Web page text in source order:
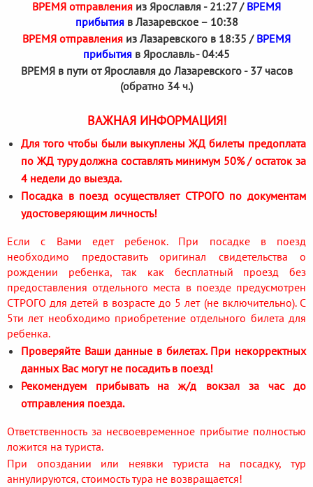
ВРЕМЯ отправления из Ярославля - 21:27 / ВРЕМЯ
прибытияв Лазаревское – 10:38
ВРЕМЯ отправления из Лазаревского в 18:35 / ВРЕМЯ
прибытия в Ярославль - 04:45
ВРЕМЯ в пути от Ярославля до Лазаревского - 37 часов
(обратно 34 ч.)
ВАЖНАЯ ИНФОРМАЦИЯ!
Для того чтобы были выкуплены ЖД билеты предоплата
по ЖД туру должна составлять минимум 50% / остаток за
4 недели до выезда.
Посадка в поезд осуществляет СТРОГО по документам
удостоверяющим личность!
Если с Вами едет ребенок. При посадке в поезд
необходимо предоставить оригинал свидетельства о
рождении ребенка, так как бесплатный проезд без
предоставления отдельного места в поезде предусмотрен
СТРОГО для детей в возрасте до 5 лет (не включительно). С
5ти лет необходимо приобретение отдельного билета для
ребенка.
Проверяйте Ваши данные в билетах. При некорректных
данных Вас могут не посадить в поезд!
Рекомендуем прибывать на ж/д вокзал за час до
отправления поезда.
Ответственность за несвоевременное прибытие полностью
ложится на туриста.
При опоздании или неявки туриста на посадку, тур
аннулируются, стоимость тура не возвращается!